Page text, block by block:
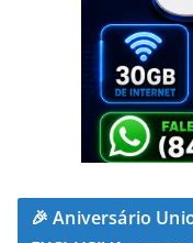
🎉 Aniversário